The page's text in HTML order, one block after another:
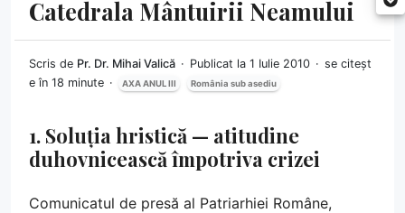
Catedrala Mântuirii Neamului
Scris de Pr. Dr. Mihai Valică Publicat la 1 Iulie 2010
se citeșt
e în 18 minute
AXA ANUL III România sub asediu
1. Soluția hristică — atitudine
duhovnicească împotriva crizei
Comunicatul de presă al Patriarhiei Române,